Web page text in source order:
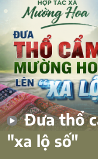
Đưa thổ
"xa lộ số"